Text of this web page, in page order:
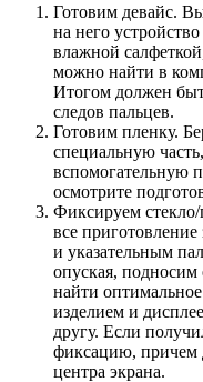
Готовим девайс.
на него
влажной
можно найти в
Итогом должен
следов пальцев.
Готовим пленку.
специальную
вспомогательную
осмотрите
Фиксируем стекло/
все
и указательным
опуская, подносим
найти
изделием и
другу. Если
фиксацию, причем
центра экрана.